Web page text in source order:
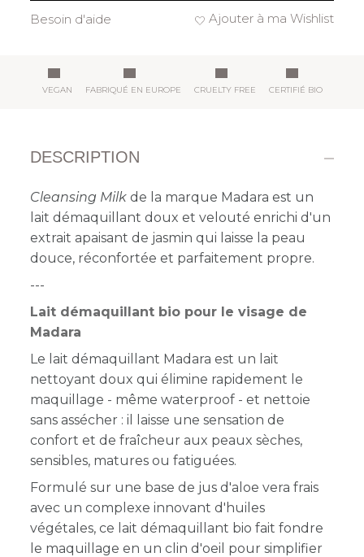
Ajouter à ma Wishlist
Besoin d'aide
VEGAN FABRIQUÉ EN EUROPE CRUELTY FREE CERTIFIÉ BIO
DESCRIPTION
Cleansing Milk de la marque Madara est un
lait démaquillant doux et velouté enrichi d'un
extrait apaisant de jasmin qui laisse la peau
douce, réconfortée et parfaitement propre.
---
Lait démaquillant bio pour le visage de
Madara
Le lait démaquillant Madara est un lait
nettoyant doux qui élimine rapidement le
maquillage - même waterproof - et nettoie
sans assécher : il laisse une sensation de
confort et de fraîcheur aux peaux sèches,
sensibles, matures ou fatiguées.
Formulé sur une base de jus d'aloe vera frais
avec un complexe innovant d'huiles
végétales, ce lait démaquillant bio fait fondre
le maquillage en un clin d'oeil pour simplifier